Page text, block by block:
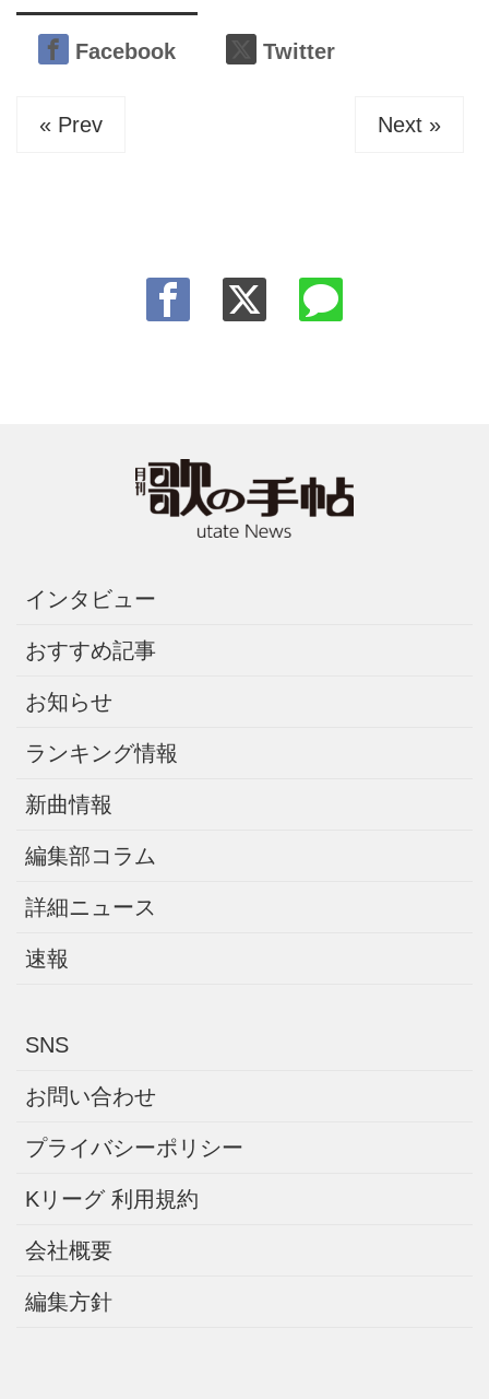
Facebook Twitter
« Prev Next »
インタビュー
おすすめ記事
お知らせ
ランキング情報
新曲情報
編集部コラム
詳細ニュース
速報
SNS
お問い合わせ
プライバシーポリシー
Kリーグ 利用規約
会社概要
編集方針